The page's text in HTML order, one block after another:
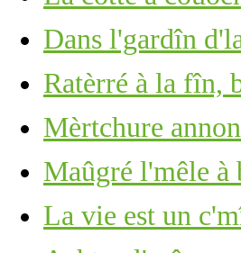
Dans l'gardîn
Ratèrré à la fîn,
Mèrtchure
Maûgré l'mêle à
La vie est un